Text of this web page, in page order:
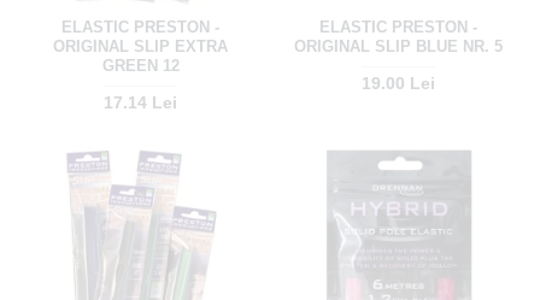
ELASTIC PRESTON -
ORIGINAL SLIP EXTRA
GREEN 12
17.14 Lei
ELASTIC PRESTON -
ORIGINAL SLIP BLUE NR. 5
19.00 Lei